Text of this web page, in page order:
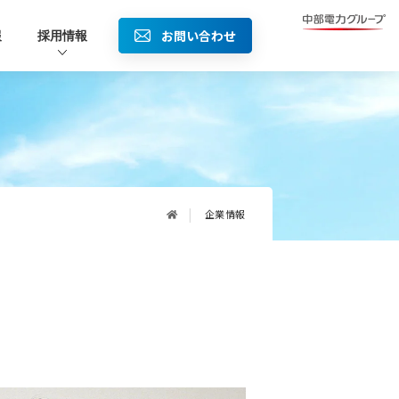
採用情報 お問い合わせ
企業情報